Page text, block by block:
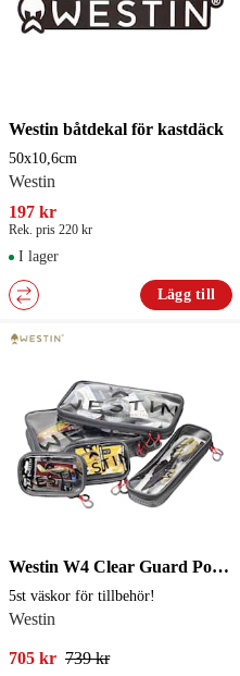
Westin båtdekal för kastdäck
50x10,6cm
Westin
197 kr
Rek. pris 220 kr
I lager
Lägg till
Westin W4 Clear Guard Pouch Set 5 Pouches Titanium Black
5st väskor för tillbehör!
Westin
705 kr 739 kr